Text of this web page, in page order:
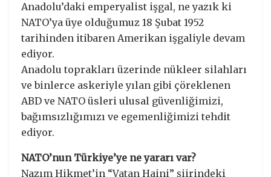
Anadolu’daki emperyalist işgal, ne yazık ki
NATO’ya üye olduğumuz 18 Şubat 1952
tarihinden itibaren Amerikan işgaliyle devam
ediyor.
Anadolu toprakları üzerinde nükleer silahları
ve binlerce askeriyle yılan gibi çöreklenen
ABD ve NATO üsleri ulusal güvenliğimizi,
bağımsızlığımızı ve egemenliğimizi tehdit
ediyor.
NATO’nun Türkiye’ye ne yararı var?
Nazım Hikmet’in “Vatan Haini” şiirindeki